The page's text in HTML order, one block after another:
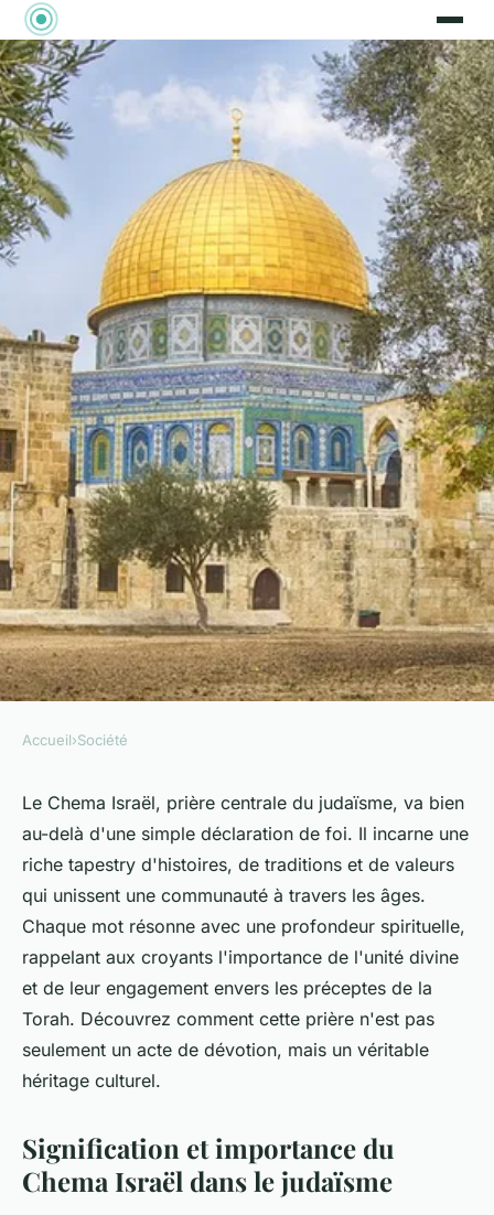
Le chema israël : une prière
riche en significations.
Mélina•27 décembre 2024•6 min de lecture
Accueil›Société
Le Chema Israël, prière centrale du judaïsme, va bien
au-delà d'une simple déclaration de foi. Il incarne une
riche tapestry d'histoires, de traditions et de valeurs
qui unissent une communauté à travers les âges.
Chaque mot résonne avec une profondeur spirituelle,
rappelant aux croyants l'importance de l'unité divine
et de leur engagement envers les préceptes de la
Torah. Découvrez comment cette prière n'est pas
seulement un acte de dévotion, mais un véritable
héritage culturel.
Signification et importance du
Chema Israël dans le judaïsme